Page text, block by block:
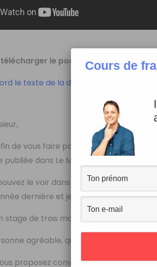
télécharger le podcast qui se trouve
le texte de la dictée :
de vous faire parvenir ma
publiée dans Le Monde de la semaine
le voir dans mon C.V., qui
dernière et je possède un
stage de trois mois chez Alcatel où
agréable, qui sait travailler en
proposez convient parfaitement à
Cours de